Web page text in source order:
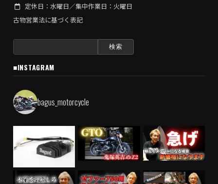
定休日：水曜日／集中作業日：火曜日
古物営業法に基づく表記
■INSTAGRAM
bagus_motorcycle